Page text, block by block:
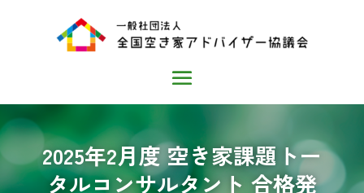
2025年2月度 空き家課題トー
タルコンサルタント 合格発